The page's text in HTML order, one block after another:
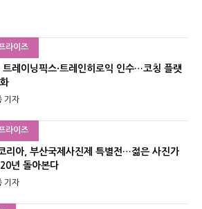
라이즈
트레이닝픽스·트레인히로익 인수…코칭 플랫
기자
라이즈
리아, 부산국제사진제 특별전…젊은 사진가
년 돌아본다
기자